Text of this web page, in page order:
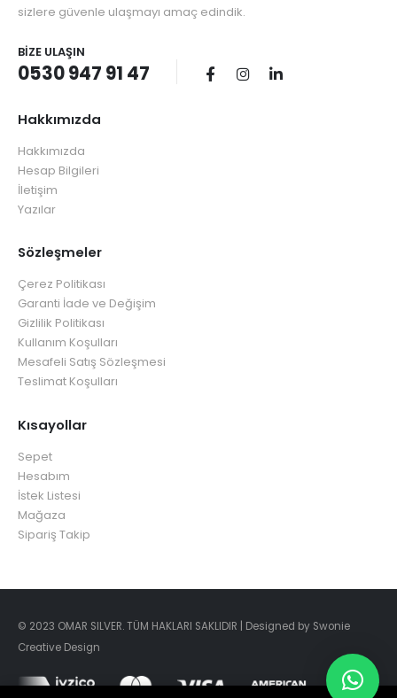
sizlere güvenle ulaşmayı amaç edindik.
BIZE ULAŞIN
0530 947 91 47
Hakkımızda
Hakkımızda
Hesap Bilgileri
İletişim
Yazılar
Sözleşmeler
Çerez Politikası
Garanti İade ve Değişim
Gizlilik Politikası
Kullanım Koşulları
Mesafeli Satış Sözleşmesi
Teslimat Koşulları
Kısayollar
Sepet
Hesabım
İstek Listesi
Mağaza
Sipariş Takip
© 2023 OMAR SILVER. TÜM HAKLARI SAKLIDIR | Designed by Swonie
Creative Design